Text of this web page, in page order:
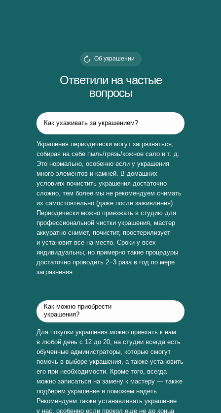
Ответили на частые
вопросы
Об украшении
Как ухаживать за украшением?
Украшения периодически могут загрязняться,
собирая на себе пыль/грязь/кожное сало и т. д.
Это нормально, особенно если у украшения
много элементов и камней. В домашних
условиях почистить украшения достаточно
сложно, тем более мы не рекомендуем снимать
их самостоятельно (даже после заживления).
Периодически можно приезжать в студию для
профессиональной чистки украшения, мастер
аккуратно снимет, почистит, простерилизует
и установит все на место. Сроки у всех
индивидуальны, но примерно такие процедуры
достаточно проводить 2−3 раза в год по мере
загрязнения.
Как можно приобрести
украшения?
Для покупки украшения можно приехать к нам
в любой день с 12 до 20, на студии всегда есть
обученные администраторы, которые смогут
помочь в выборе украшения, а также установить
его при необходимости. Кроме того, всегда
можно записаться на замену к мастеру — также
подберем украшение и поможем надеть.
Рекомендуем также устанавливать украшение
у нас, особенно если прокол еще не до конца